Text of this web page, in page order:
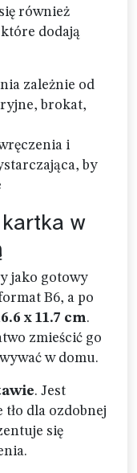
również
dodają
zależnie od
brokat,
i
by
w
jako gotowy
B6, a po
x 11.7 cm.
zmieścić go
w domu.
. Jest
dla ozdobnej
się